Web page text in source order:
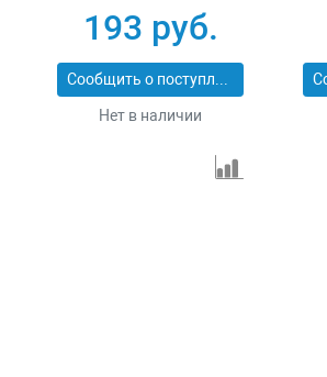
193 руб.
Сообщить о поступлении
Нет в наличии